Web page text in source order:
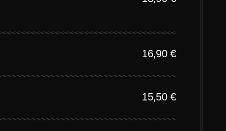
16,90 €
15,50 €